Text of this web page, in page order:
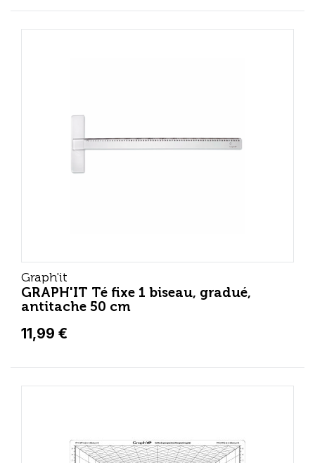
Graph'it
GRAPH'IT Té fixe 1 biseau, gradué,
antitache 50 cm
11,99 €